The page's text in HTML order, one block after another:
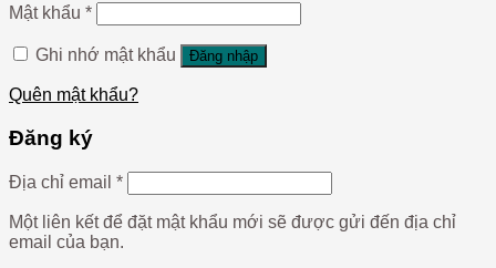
Mật khẩu *
Ghi nhớ mật khẩu Đăng nhập
Quên mật khẩu?
Đăng ký
Địa chỉ email *
Một liên kết để đặt mật khẩu mới sẽ được gửi đến địa chỉ
email của bạn.